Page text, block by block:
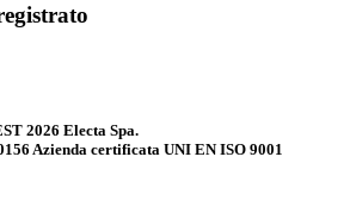
2026 Electa Spa.
Azienda certificata UNI EN ISO 9001